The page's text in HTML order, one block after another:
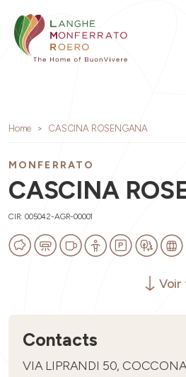
Home CASCINA ROSENGANA
MONFERRATO
CASCINA
CIR: 005042-AGR-00001
Voir
Contacts
VIA LIPRANDI 50,